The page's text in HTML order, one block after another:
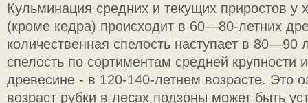
Кульминация средних и текущих приростов у
(кроме кедра) происходит в 60—80-летних
количественная спелость наступает в 80—90
спелость по сортиментам средней крупности
древесине - в 120-140-летнем возрасте. Это
возраст рубки в лесах подзоны может быть